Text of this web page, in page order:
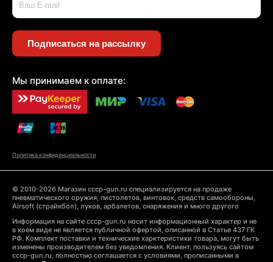
Подписаться на рассылку
Мы принимаем к оплате:
Политика конфиденциальности
© 2010-2026 Магазин cccp-gun.ru специализируется на продаже
пневматического оружия, пистолетов, винтовок, средств самообороны,
Airsoft (страйкбол), луков, арбалетов, снаряжения и много другого
Информация на сайте cccp-gun.ru носит информационный характер и не
в коем виде не является публичной офертой, описанной в Статье 437 ГК
РФ. Комплект поставки и технические харктеристики товара, могут быть
изменены производителем без уведомления. Клиент, пользуясь сайтом
cccp-gun.ru, полностью соглашается с условиями, прописанными в